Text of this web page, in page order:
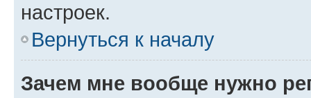
настроек.
Вернуться к началу
Зачем мне вообще нужно